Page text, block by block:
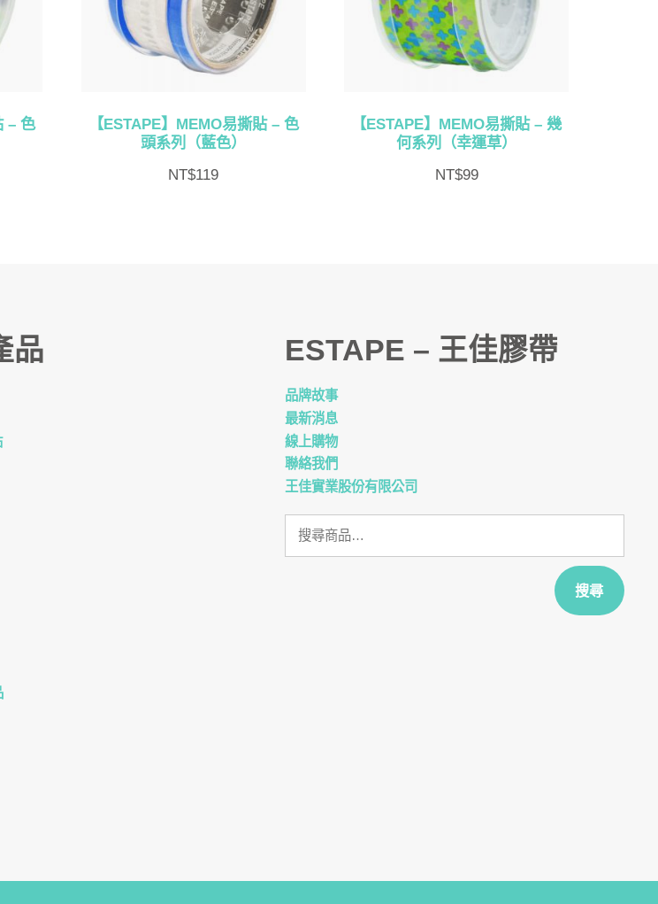
– 色
【ESTAPE】MEMO易撕貼 – 色
頭系列（藍色）
NT$119
【ESTAPE】MEMO易撕貼 – 幾
何系列（幸運草）
NT$99
品 ESTAPE – 王佳膠帶
品牌故事
最新消息
線上購物
聯絡我們
王佳實業股份有限公司
搜尋